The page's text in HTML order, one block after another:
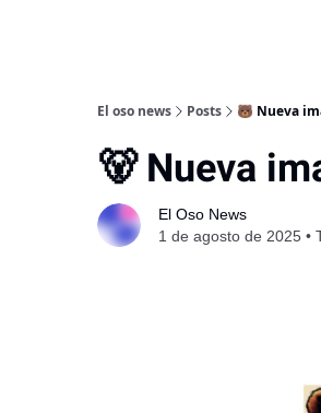
El oso news Posts 🐻 Nueva
🐻 Nueva
El Oso News
1 de agosto de 2025 •